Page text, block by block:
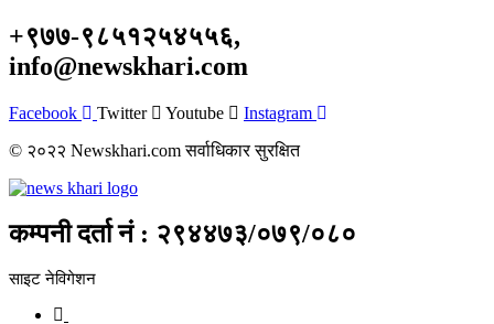
+९७७-९८५१२५४५५६,
info@newskhari.com
Facebook Twitter Youtube
Instagram
© २०२२ Newskhari.com सर्वाधिकार सुरक्षित
कम्पनी दर्ता नं : २९४४७३/०७९/०८०
साइट नेविगेशन